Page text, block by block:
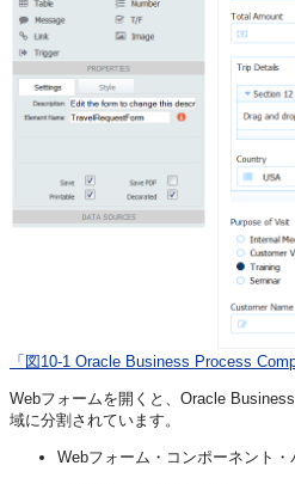
「図10-1 Oracle Business Process
Webフォームを開くと、Oracle
域に分割されています。
Webフォーム・コンポーネント・